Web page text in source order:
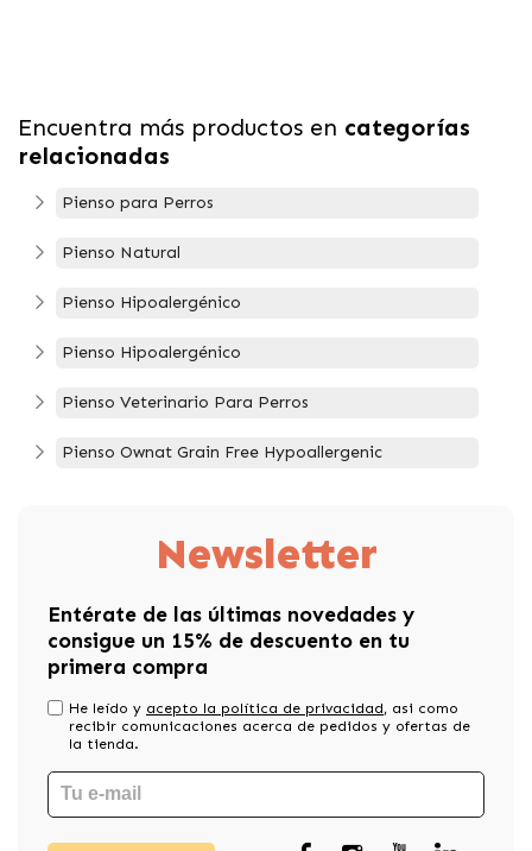
Encuentra más productos en categorías
relacionadas
Pienso para Perros
Pienso Natural
Pienso Hipoalergénico
Pienso Hipoalergénico
Pienso Veterinario Para Perros
Pienso Ownat Grain Free Hypoallergenic
Newsletter
Entérate de las últimas novedades y
consigue un 15% de descuento en tu
primera compra
He leído y acepto la política de privacidad, asi como
recibir comunicaciones acerca de pedidos y ofertas de
la tienda.